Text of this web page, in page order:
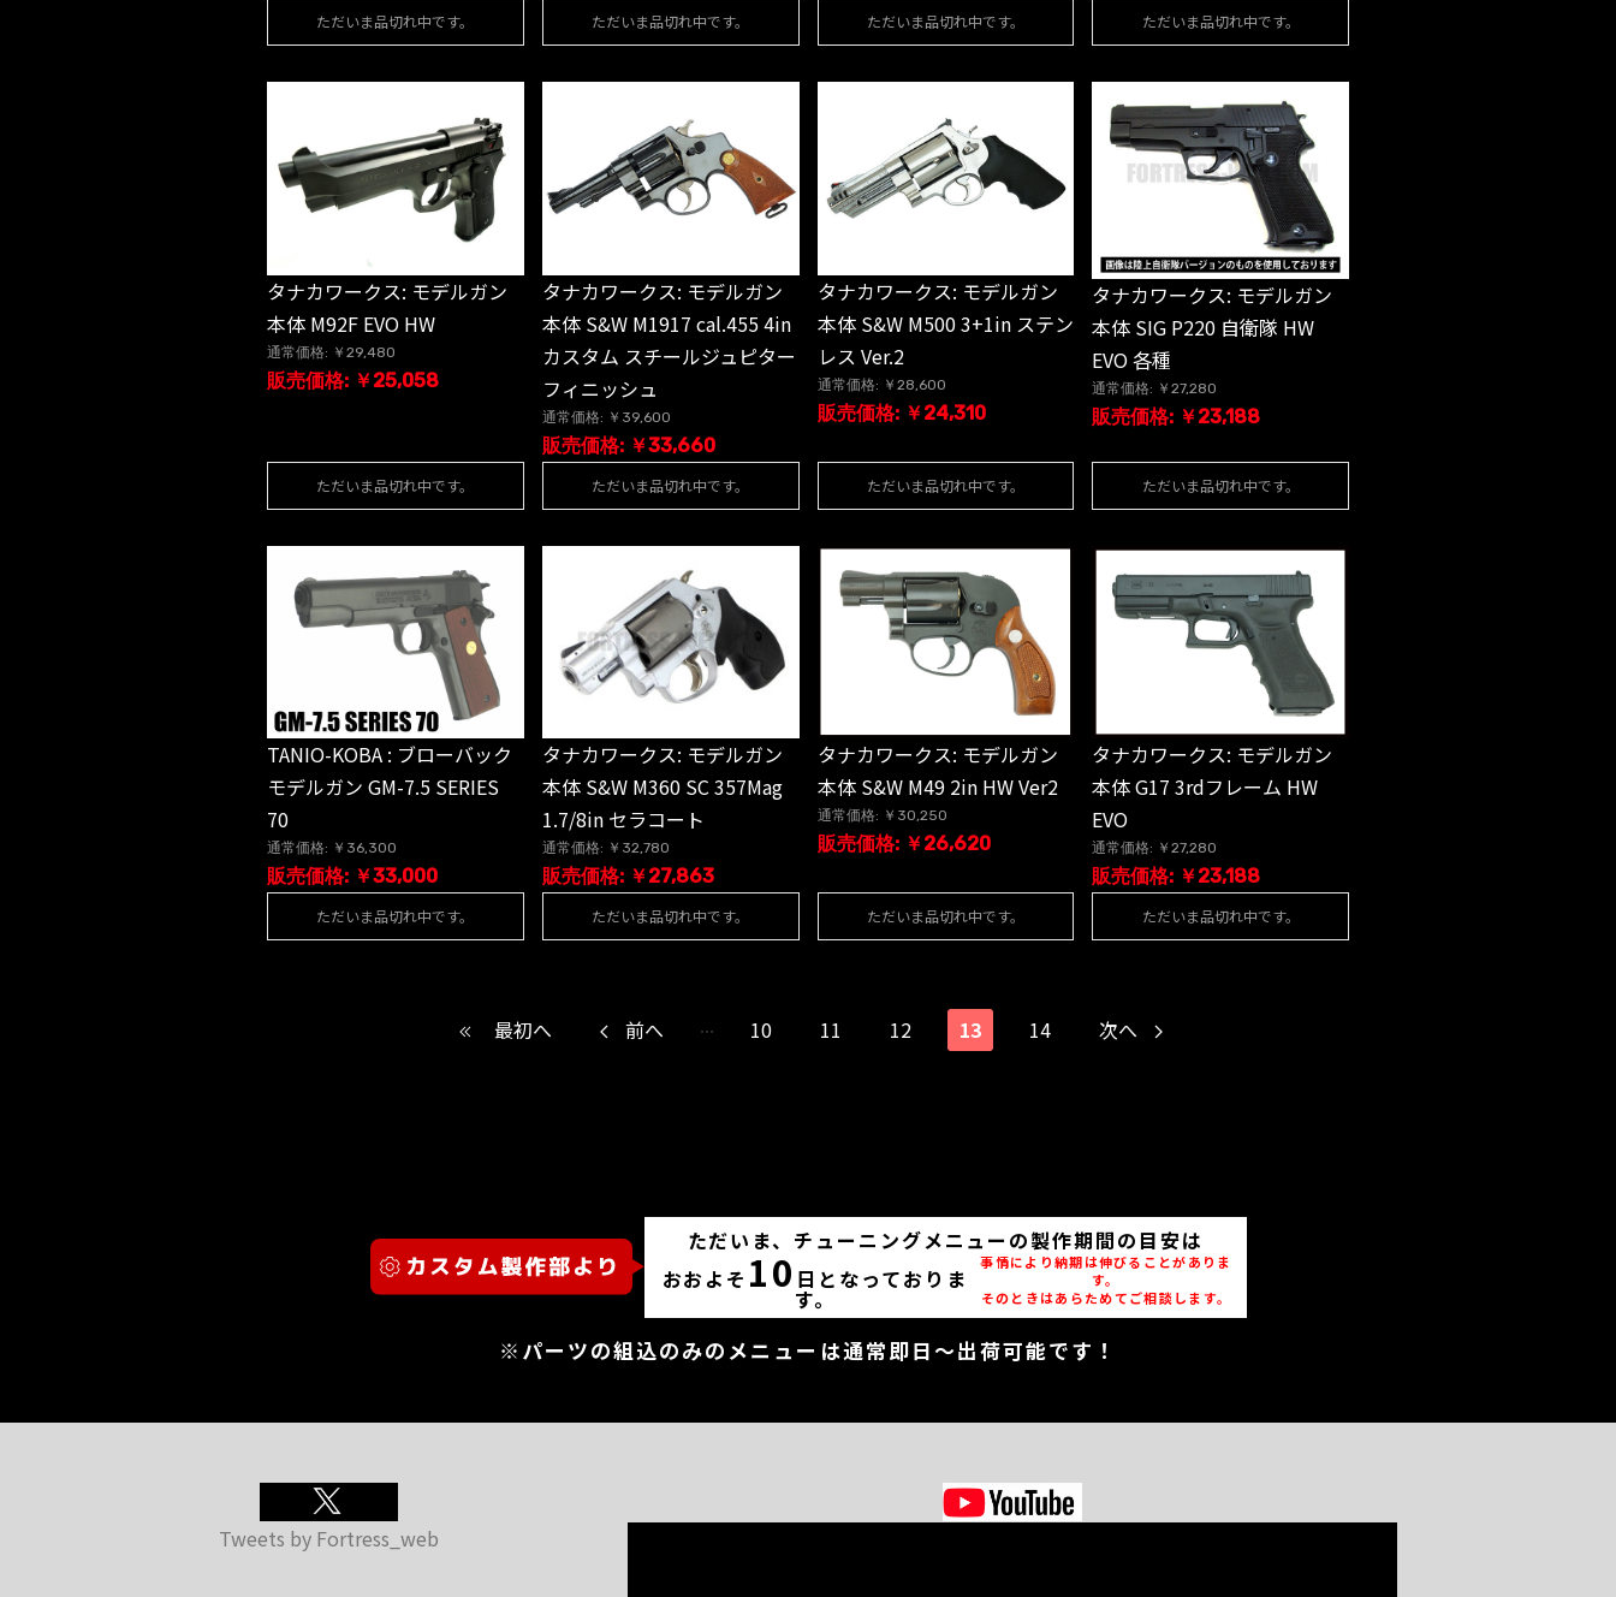
ただいま品切れ中です。 ただいま品切れ中です。 ただいま品切れ中です。 ただいま品切れ中です。
タナカワークス: モデルガン
本体 M92F EVO HW
通常価格: ￥29,480
販売価格: ￥25,058
ただいま品切れ中です。
タナカワークス: モデルガン
本体 S&W M1917 cal.455 4in
カスタム スチールジュピター
フィニッシュ
通常価格: ￥39,600
販売価格: ￥33,660
ただいま品切れ中です。
タナカワークス: モデルガン
本体 S&W M500 3+1in ステン
レス Ver.2
通常価格: ￥28,600
販売価格: ￥24,310
ただいま品切れ中です。
タナカワークス: モデルガン
本体 SIG P220 自衛隊 HW
EVO 各種
通常価格: ￥27,280
販売価格: ￥23,188
ただいま品切れ中です。
TANIO-KOBA : ブローバック
モデルガン GM-7.5 SERIES
70
通常価格: ￥36,300
販売価格: ￥33,000
ただいま品切れ中です。
タナカワークス: モデルガン
本体 S&W M360 SC 357Mag
1.7/8in セラコート
通常価格: ￥32,780
販売価格: ￥27,863
ただいま品切れ中です。
タナカワークス: モデルガン
本体 S&W M49 2in HW Ver2
通常価格: ￥30,250
販売価格: ￥26,620
ただいま品切れ中です。
タナカワークス: モデルガン
本体 G17 3rdフレーム HW
EVO
通常価格: ￥27,280
販売価格: ￥23,188
ただいま品切れ中です。
最初へ 前へ ... 10 11 12 13 14 次へ
ただいま、チューニングメニューの製作期間の目安は
おおよそ 10 日となっておりま
す。
事情により納期は伸びることがありま
す。
そのときはあらためてご相談します。
※パーツの組込のみのメニューは通常即日～出荷可能です！
Tweets by Fortress_web